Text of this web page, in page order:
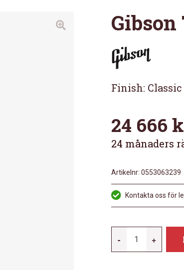
Finish:
24 666
24 månaders
Artikelnr: 0553063239
Kontakta oss för
-
70S
+